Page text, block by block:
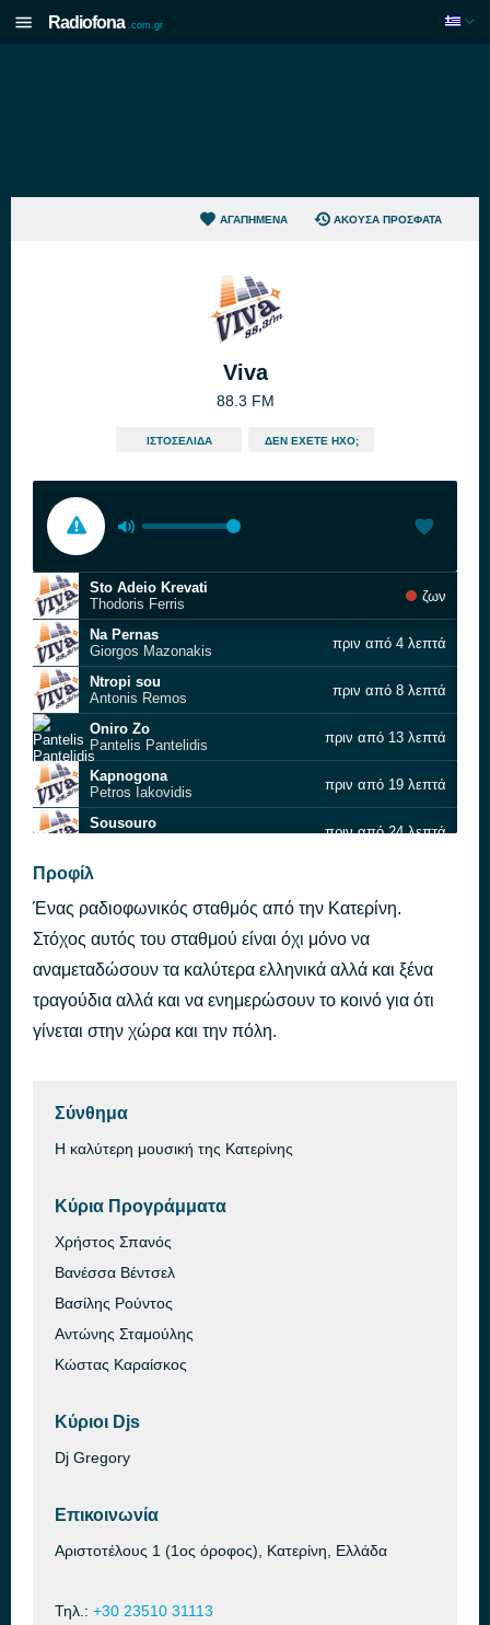
Radiofona .com.gr
ΑΓΑΠΗΜΈΝΑ ΆΚΟΥΣΑ ΠΡΌΣΦΑΤΑ
Viva
88.3 FM
ΙΣΤΟΣΕΛΊΔΑ ΔΕΝ ΈΧΕΤΕ ΉΧΟ;
Sto Adeio Krevati
Thodoris Ferris
ζων
Na Pernas
Giorgos Mazonakis
πριν από 4 λεπτά
Ntropi sou
Antonis Remos
πριν από 8 λεπτά
Oniro Zo
Pantelis Pantelidis
πριν από 13 λεπτά
Kapnogona
Petros Iakovidis
πριν από 19 λεπτά
Sousouro
πριν από 24 λεπτά
Ti Thelo Ego Me Sena
Elpida
Constantinos Arguros
Duo Kardies
Ivan Greko, Mixalis Karagkounis
πριν από 39 λεπτά
Olo Pio Pano
Anna Vissi x ARGY
Προφίλ
Ένας ραδιοφωνικός σταθμός από την Κατερίνη.
Στόχος αυτός του σταθμού είναι όχι μόνο να
αναμεταδώσουν τα καλύτερα ελληνικά αλλά και ξένα
τραγούδια αλλά και να ενημερώσουν το κοινό για ότι
γίνεται στην χώρα και την πόλη.
Σύνθημα
Η καλύτερη μουσική της Κατερίνης
Κύρια Προγράμματα
Χρήστος Σπανός
Βανέσσα Βέντσελ
Βασίλης Ρούντος
Αντώνης Σταμούλης
Κώστας Καραίσκος
Κύριοι Djs
Dj Gregory
Επικοινωνία
Αριστοτέλους 1 (1oς όροφος), Κατερίνη, Ελλάδα
Τηλ.: +30 23510 31113